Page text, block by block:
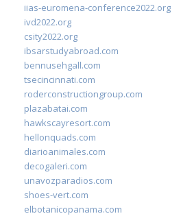
iias-euromena-conference2022.org
ivd2022.org
csity2022.org
ibsarstudyabroad.com
bennusehgall.com
tsecincinnati.com
roderconstructiongroup.com
plazabatai.com
hawkscayresort.com
hellonquads.com
diarioanimales.com
decogaleri.com
unavozparadios.com
shoes-vert.com
elbotanicopanama.com